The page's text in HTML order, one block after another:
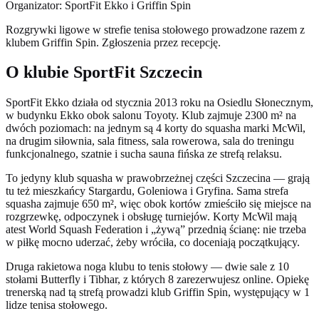
Organizator: SportFit Ekko i Griffin Spin
Rozgrywki ligowe w strefie tenisa stołowego prowadzone razem z
klubem Griffin Spin. Zgłoszenia przez recepcję.
O klubie SportFit Szczecin
SportFit Ekko działa od stycznia 2013 roku na Osiedlu Słonecznym,
w budynku Ekko obok salonu Toyoty. Klub zajmuje 2300 m² na
dwóch poziomach: na jednym są 4 korty do squasha marki McWil,
na drugim siłownia, sala fitness, sala rowerowa, sala do treningu
funkcjonalnego, szatnie i sucha sauna fińska ze strefą relaksu.
To jedyny klub squasha w prawobrzeżnej części Szczecina — grają
tu też mieszkańcy Stargardu, Goleniowa i Gryfina. Sama strefa
squasha zajmuje 650 m², więc obok kortów zmieściło się miejsce na
rozgrzewkę, odpoczynek i obsługę turniejów. Korty McWil mają
atest World Squash Federation i „żywą” przednią ścianę: nie trzeba
w piłkę mocno uderzać, żeby wróciła, co doceniają początkujący.
Druga rakietowa noga klubu to tenis stołowy — dwie sale z 10
stołami Butterfly i Tibhar, z których 8 zarezerwujesz online. Opiekę
trenerską nad tą strefą prowadzi klub Griffin Spin, występujący w 1
lidze tenisa stołowego.